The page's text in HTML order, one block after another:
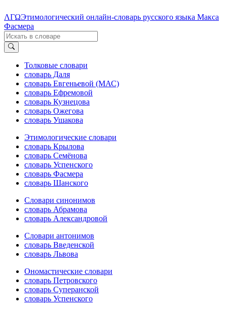
ΛΓΩЭтимологический онлайн-словарь русского языка Макса
Фасмера
Толковые словари
словарь Даля
словарь Евгеньевой (МАС)
словарь Ефремовой
словарь Кузнецова
словарь Ожегова
словарь Ушакова
Этимологические словари
словарь Крылова
словарь Семёнова
словарь Успенского
словарь Фасмера
словарь Шанского
Словари синонимов
словарь Абрамова
словарь Александровой
Словари антонимов
словарь Введенской
словарь Львова
Ономастические словари
словарь Петровского
словарь Суперанской
словарь Успенского